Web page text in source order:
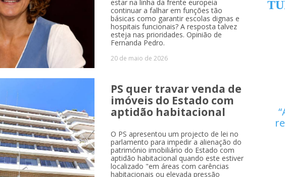
estar na linha da frente europeia
continuar a falhar em funções tão
básicas como garantir escolas dignas e
hospitais funcionais? A resposta talvez
esteja nas prioridades. Opinião de
Fernanda Pedro.
20 de maio de 2026
PS quer travar venda de
imóveis do Estado com
aptidão habitacional
O PS apresentou um projecto de lei no
parlamento para impedir a alienação do
património imobiliário do Estado com
aptidão habitacional quando este estiver
localizado "em áreas com carências
habitacionais ou elevada pressão